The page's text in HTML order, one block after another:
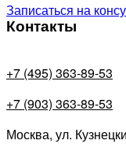
Записаться на
Контакты
+7 (495) 363-89-53
+7 (903) 363-89-53
Москва, ул.